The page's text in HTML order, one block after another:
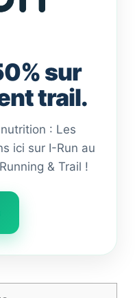
sur
trail.
: Les
ici sur I-Run au
& Trail !